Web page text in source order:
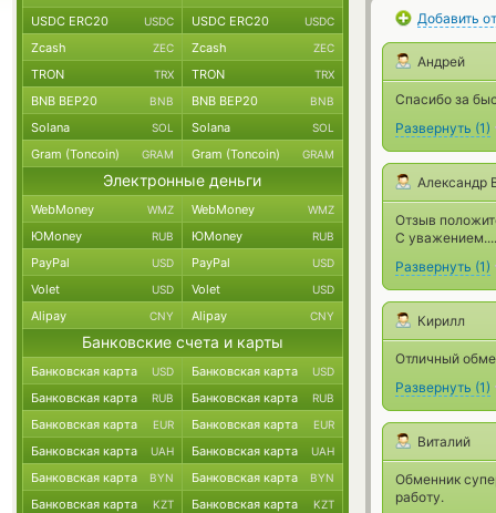
Добавить
Андрей
Спасибо за
Развернуть (1)
Александр
Отзыв
С
Развернуть (1)
Кирилл
Отличный
Развернуть (1)
Виталий
Обменник
работу.
USDC ERC20 USDC USDC ERC20 USDC
Zcash ZEC Zcash ZEC
TRON TRX TRON TRX
BNB BEP20 BNB BNB BEP20 BNB
Solana SOL Solana SOL
Gram (Toncoin) GRAM Gram (Toncoin) GRAM
Электронные деньги
WebMoney WMZ WebMoney WMZ
ЮMoney RUB ЮMoney RUB
PayPal USD PayPal USD
Volet USD Volet USD
Alipay CNY Alipay CNY
Банковские счета и карты
Банковская карта USD Банковская карта USD
Банковская карта RUB Банковская карта RUB
Банковская карта EUR Банковская карта EUR
Банковская карта UAH Банковская карта UAH
Банковская карта BYN Банковская карта BYN
Банковская карта KZT Банковская карта KZT